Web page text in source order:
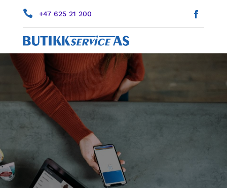
 +47 625 21 200
KASSELØSNINGER
FOR ALLE BRANSJER
komplett løsning
innbefatter bådefysisk handel